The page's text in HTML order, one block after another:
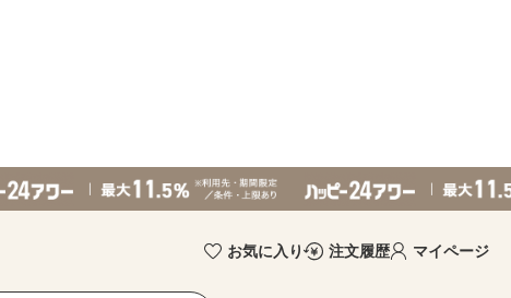
お気に入り 注文履歴 マイページ